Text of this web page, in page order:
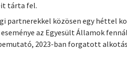
tárta fel.
partnerekkel közösen egy héttel
az Egyesült Államok
2023-ban forgatott